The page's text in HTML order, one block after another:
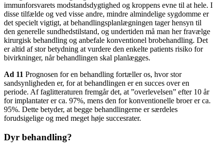
immunforsvarets modstandsdygtighed og kroppens evne til at hele. I
disse tilfælde og ved visse andre, mindre almindelige sygdomme er
det specielt vigtigt, at behandlingsplanlægningen tager hensyn til
den generelle sundhedstilstand, og undertiden må man her fravælge
kirurgisk behandling og anbefale konventionel brobehandling. Det
er altid af stor betydning at vurdere den enkelte patients risiko for
bivirkninger, når behandlingen skal planlægges.
Ad 11 Prognosen for en behandling fortæller os, hvor stor
sandsynligheden er, for at behandlingen er en succes over en
periode. Af faglitteraturen fremgår det, at ”overlevelsen” efter 10 år
for implantater er ca. 97%, mens den for konventionelle broer er ca.
95%. Dette betyder, at begge behandlingerne er særdeles
forudsigelige og med meget høje succesrater.
Dyr behandling?